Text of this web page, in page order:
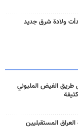
ولادة شرق جديد
الفيض المليوني
المستقبليين